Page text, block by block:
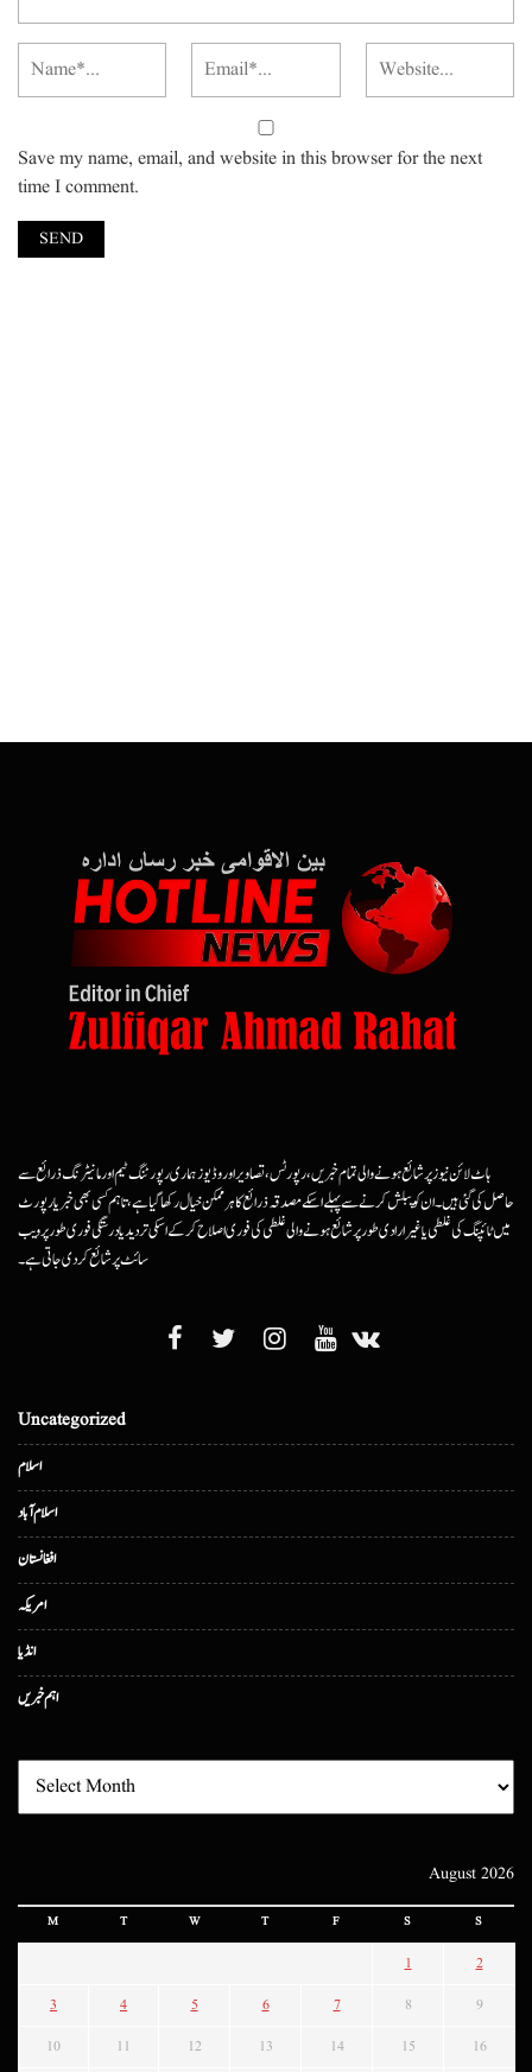
Save my name, email, and website in this browser for the next
time I comment.
ہاٹ لائن نیوز پر شائع ہونے والی تمام خبریں، رپورٹس، تصاویر اور وڈیوز ہماری رپورٹنگ ٹیم اور مانیٹرنگ ذرائع سے
حاصل کی گئی ہیں۔ ان کو پبلش کرنے سے پہلے اسکے مصدقہ ذرائع کا ہرممکن خیال رکھا گیا ہے، تاہم کسی بھی خبر یا رپورٹ
میں ٹائپنگ کی غلطی یا غیرارادی طور پر شائع ہونے والی غلطی کی فوری اصلاح کرکے اسکی تردید یا درستگی فوری طور پر ویب
سائٹ پر شائع کردی جاتی ہے۔
Uncategorized
اسلام
اسلام آباد
افغانستان
امریکہ
انڈیا
اہم خبریں
August 2026
M T W T F S S
1 2
3 4 5 6 7 8 9
10 11 12 13 14 15 16